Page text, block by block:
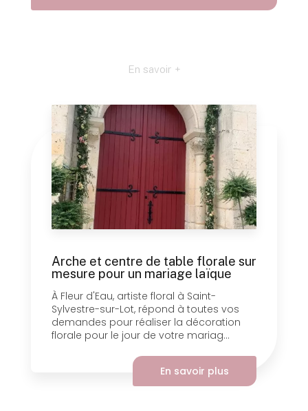
En savoir +
Arche et centre de table florale sur
mesure pour un mariage laïque
À Fleur d'Eau, artiste floral à Saint-
Sylvestre-sur-Lot, répond à toutes vos
demandes pour réaliser la décoration
florale pour le jour de votre mariag...
En savoir plus